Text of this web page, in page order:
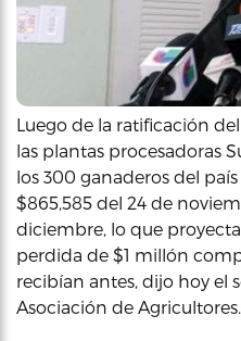
Luego de la ratificación
las plantas procesadoras
los 300 ganaderos del
$865,585 del 24 de
diciembre, lo que
perdida de $1 millón
recibían antes, dijo hoy el
Asociación de Agricultores.